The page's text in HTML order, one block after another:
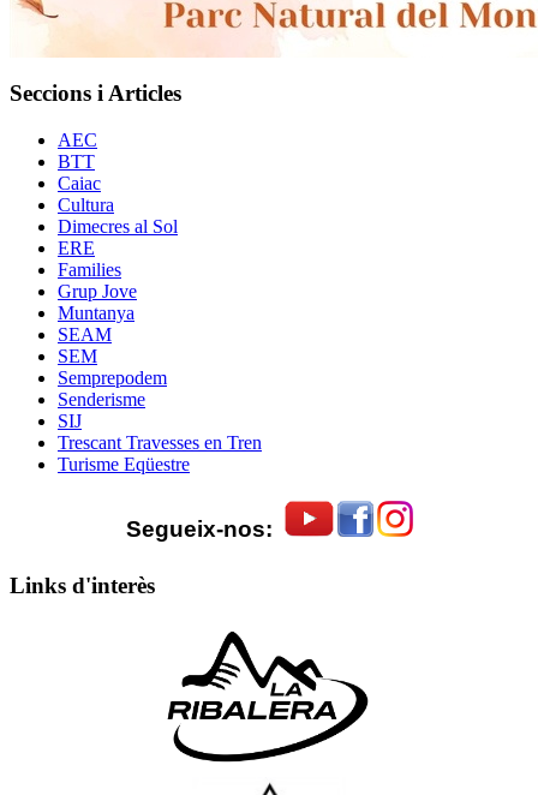
Seccions i Articles
AEC
BTT
Caiac
Cultura
Dimecres al Sol
ERE
Families
Grup Jove
Muntanya
SEAM
SEM
Semprepodem
Senderisme
SIJ
Trescant Travesses en Tren
Turisme Eqüestre
Segueix-nos:
Links d'interès